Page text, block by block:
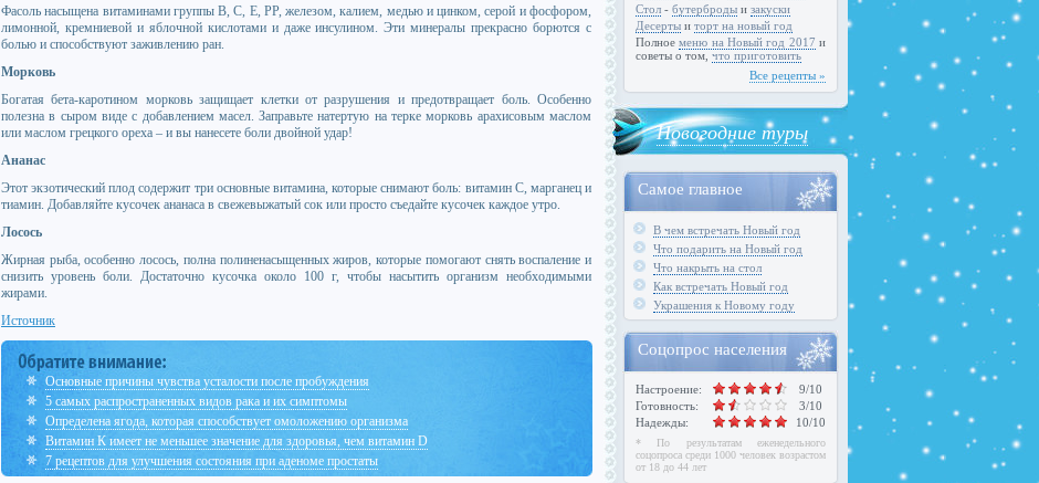
Фасоль насыщена витаминами группы В, С, Е, РР, железом, калием, медью и цинком, серой и фосфором,
лимонной, кремниевой и яблочной кислотами и даже инсулином. Эти минералы прекрасно борются с
болью и способствуют заживлению ран.
Морковь
Богатая бета-каротином морковь защищает клетки от разрушения и предотвращает боль. Особенно
полезна в сыром виде с добавлением масел. Заправьте натертую на терке морковь арахисовым маслом
или маслом грецкого ореха – и вы нанесете боли двойной удар!
Ананас
Этот экзотический плод содержит три основные витамина, которые снимают боль: витамин С, марганец и
тиамин. Добавляйте кусочек ананаса в свежевыжатый сок или просто съедайте кусочек каждое утро.
Лосось
Жирная рыба, особенно лосось, полна полиненасыщенных жиров, которые помогают снять воспаление и
снизить уровень боли. Достаточно кусочка около 100 г, чтобы насытить организм необходимыми
жирами.
Источник
Основные причины чувства усталости после пробуждения
5 самых распространенных видов рака и их симптомы
Определена ягода, которая способствует омоложению организма
Витамин К имеет не меньшее значение для здоровья, чем витамин D
7 рецептов для улучшения состояния при аденоме простаты
Стол - бутерброды и закуски
Десерты и торт на новый год
Полноеменю на Новый год 2017 и
советы о том, что приготовить
Все рецепты »
Новогодние туры
Самое главное
В чем встречать Новый год
Что подарить на Новый год
Что накрыть на стол
Как встречать Новый год
Украшения к Новому году
Соцопрос населения
Настроение:
9/10
Готовность:
3/10
Надежды:
10/10
* По результатам еженедельного
соцопроса среди 1000 человек возрастом
от 18 до 44 лет